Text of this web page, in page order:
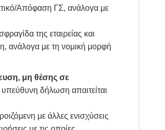
Απόφαση ΓΣ, ανάλογα με
της εταιρείας και
ανάλογα με τη νομική μορφή
μη θέσης σε
δήλωση απαιτείται
με άλλες ενισχύσεις